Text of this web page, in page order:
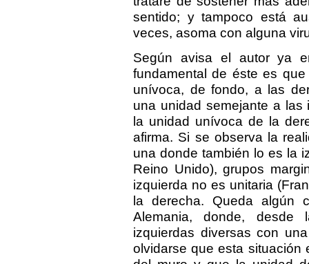
sentido; y tampoco está
veces, asoma con alguna
Según avisa el autor ya
fundamental de éste es
unívoca, de fondo, a las
una unidad semejante a
la unidad unívoca de la
afirma. Si se observa la
una donde también lo es la
Reino Unido), grupos
izquierda no es unitaria
la derecha. Queda algún
Alemania, donde,
izquierdas diversas con
olvidarse que esta